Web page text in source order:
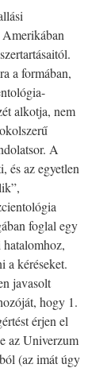
a formában,
alkotja, nem
A
és az egyetlen
foglal egy
a kéréseket.
javasolt
hogy 1.
érjen el
az Univerzum
(az imát úgy